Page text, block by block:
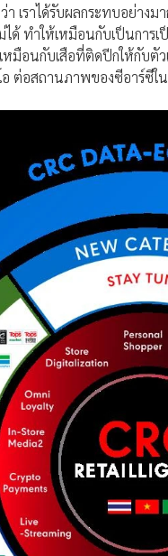
เราได้รับผลกระทบอย่าง
ด้ ทำให้เหมือนกับเป็นการ
มือนกับเสือที่ติดปีกให้กับตั
ต่อสถานภาพของซีอาร์ซีใน